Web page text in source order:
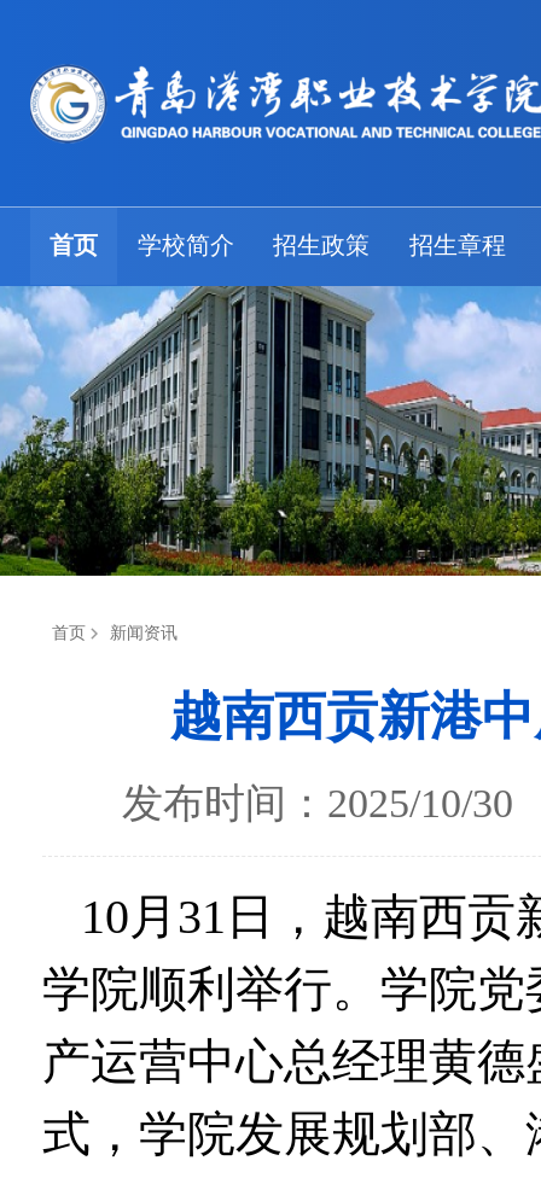
首页 学校简介 招生政策 招生章程
首页 新闻资讯
越南西贡新港
发布时间：2025/10/
10月31日，越南西
学院顺利举行。学院
产运营中心总经理黄
式，学院发展规划部